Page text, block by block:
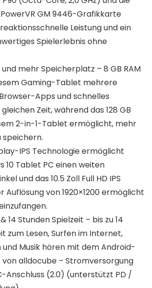
GM 9446-Grafikkarte
Leistung und ein
Spielerlebnis ohne
mehr Speicherplatz – 8 GB RAM
Gaming-Tablet mehrere
Apps und schnelles
Zeit, während das 128 GB
2-in-1-Tablet ermöglicht, mehr
speichern.
IPS Technologie ermöglicht
10 Tablet PC einen weiten
und das 10.5 Zoll Full HD IPS
Auflösung von 1920×1200 ermöglicht
14 Stunden Spielzeit – bis zu 14
zum Lesen, Surfen im Internet,
und Musik hören mit dem Android-
alldocube – Stromversorgung
Anschluss (2.0) (unterstützt PD /